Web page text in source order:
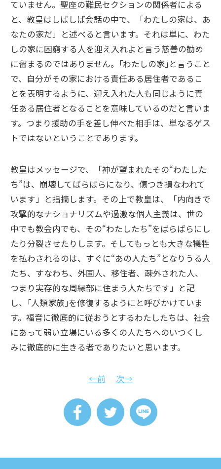
ていません。聖座の難民セクションの関係者による
と、教皇はしばしば会話の中で、「わたしの家は、あ
なたの家だ」と述べると言います。それは単に、わた
しの家に困窮する人を迎え入れよと言う慈善の勧め
に留まるのではありません。｢わたしの家｣と言うこと
で、自分がその家における責任ある居住者であるこ
とを表明するように、迎え入れた人も同じように責
任ある居住者となることを意味しているのだと言いま
す。つまり援助の手を差し伸べた相手は、単なるゲス
トではないということであります。
教皇はメッセージで、「神が望まれたその“わたした
ち”は、崩壊してばらばらになり、傷つき損なわれて
います」と指摘します。その上で教皇は、「内向きで
攻撃的なナショナリズムや過激な個人主義は、世の
中でも教会内でも、その“わたしたち”をばらばらにし
たり分裂させたりします。そしてもっとも大きな犠牲
を払わされるのは、すぐに“あの人たち”となりうる人
たち、すなわち、外国人、移住者、疎外された人、
つまり実存的な周縁部に住まう人たちです」と記
し、｢人類家族｣を修復するようにと呼びかけていま
す。福音に徹底的に従おうとするわたしたちは、社会
にあって弱い立場にいる多くの人たちへのいつくし
みに徹底的に生きる者でありたいと思います。
←前 次→